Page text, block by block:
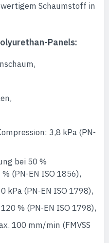
Schaumstoff in
Panels:
3,8 kPa (PN-
bei 50 %
(PN-EN ISO 1856),
kPa (PN-EN ISO 1798),
% (PN-EN ISO 1798),
100 mm/min (FMVSS